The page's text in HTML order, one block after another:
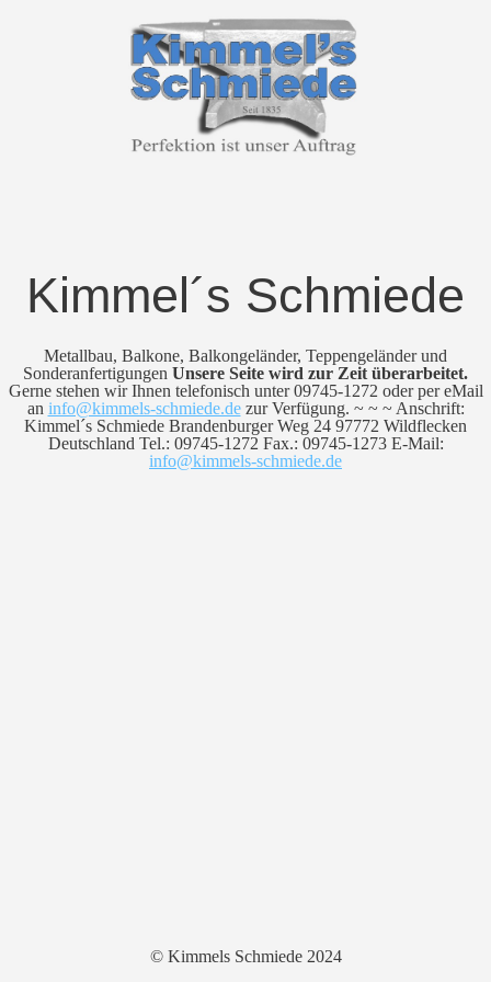
Kimmel´s Schmiede
Metallbau, Balkone, Balkongeländer, Teppengeländer und
Sonderanfertigungen Unsere Seite wird zur Zeit überarbeitet.
Gerne stehen wir Ihnen telefonisch unter 09745-1272 oder per eMail
an info@kimmels-schmiede.dezur Verfügung. ~ ~ ~ Anschrift:
Kimmel´s Schmiede Brandenburger Weg 24 97772 Wildflecken
Deutschland Tel.: 09745-1272 Fax.: 09745-1273 E-Mail:
info@kimmels-schmiede.de
© Kimmels Schmiede 2024